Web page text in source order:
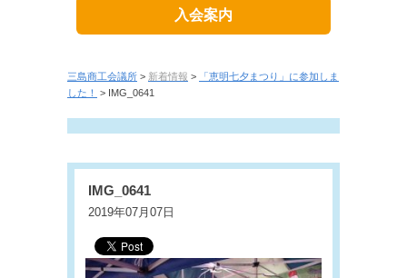
入会案内
三島商工会議所 > 新着情報 >
「恵明七夕まつり」に参加しま
した！
> IMG_0641
IMG_0641
2019年07月07日